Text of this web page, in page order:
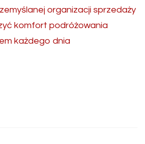
organizacji sprzedaży
komfort podróżowania
każdego dnia